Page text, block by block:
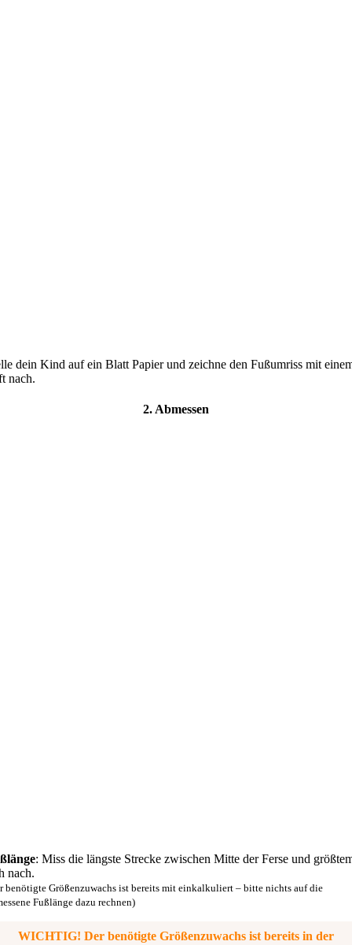
dein Kind auf ein Blatt Papier und zeichne den Fußumriss mit
nach.
2. Abmessen
: Miss die längste Strecke zwischen Mitte der Ferse und
nach.
benötigte Größenzuwachs ist bereits mit einkalkuliert – bitte nichts auf die
Fußlänge dazu rechnen)
WICHTIG! Der benötigte Größenzuwachs ist bereits in der